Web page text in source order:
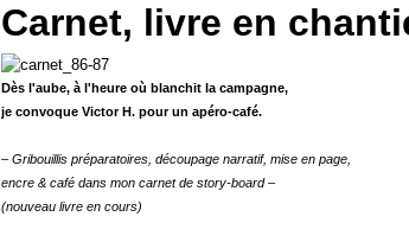
Carnet, livre en
Dès l'aube, à l'heure où blanchit la campagne,
je convoque Victor H. pour un apéro-café.
– Gribouillis préparatoires, découpage narratif, mise en page,
encre & café dans mon carnet de story-board–
(nouveau livre en cours)